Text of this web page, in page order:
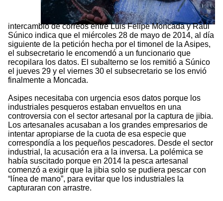
intercambio de correos entre Luis Felipe Moncada y Raúl
Súnico indica que el miércoles 28 de mayo de 2014, al día
siguiente de la petición hecha por el timonel de la Asipes,
el subsecretario le encomendó a un funcionario que
recopilara los datos. El subalterno se los remitió a Súnico
el jueves 29 y el viernes 30 el subsecretario se los envió
finalmente a Moncada.
Asipes necesitaba con urgencia esos datos porque los
industriales pesqueros estaban envueltos en una
controversia con el sector artesanal por la captura de jibia.
Los artesanales acusaban a los grandes empresarios de
intentar apropiarse de la cuota de esa especie que
correspondía a los pequeños pescadores. Desde el sector
industrial, la acusación era a la inversa. La polémica se
había suscitado porque en 2014 la pesca artesanal
comenzó a exigir que la jibia solo se pudiera pescar con
“línea de mano”, para evitar que los industriales la
capturaran con arrastre.